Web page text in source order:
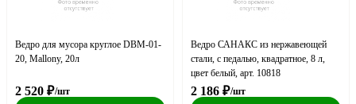
Ведро для мусора круглое DBM-01-
20, Mallony, 20л
2 520 ₽/шт
Ведро САНАКС из нержавеющей
стали, с педалью, квадратное, 8 л,
цвет белый, арт. 10818
2 186 ₽/шт